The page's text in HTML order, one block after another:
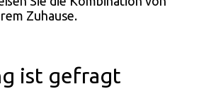
Zuhause.
ist gefragt